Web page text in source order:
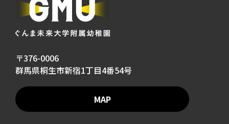
〒376-0006
群馬県桐生市新宿1丁目4番54号
MAP